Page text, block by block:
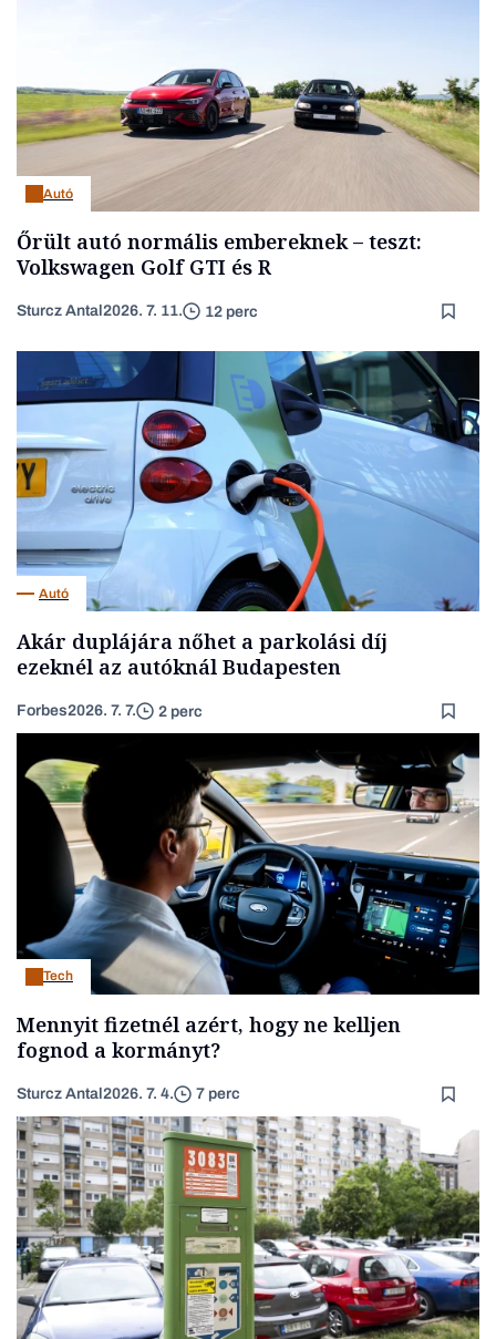
Autó
Őrült autó normális embereknek – teszt:
Volkswagen Golf GTI és R
Sturcz Antal 2026. 7. 11. 12 perc
Autó
Akár duplájára nőhet a parkolási díj
ezeknél az autóknál Budapesten
Forbes2026. 7. 7. 2 perc
Tech
Mennyit fizetnél azért, hogy ne kelljen
fognod a kormányt?
Sturcz Antal2026. 7. 4. 7 perc